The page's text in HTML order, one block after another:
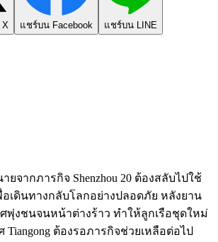
แชร์บน Facebook แชร์บน LINE
จากภารกิจ Shenzhou 20 ต้องสลับไปใช้
พื่อเดินทางกลับโลกอย่างปลอดภัย หลังยาน
พุ่งชนจนหน้าต่างร้าว ทำให้ลูกเรือชุดใหม่
ต้องรอภารกิจช่วยเหลือต่อไป